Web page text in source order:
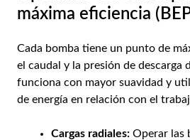
máxima eficiencia
Cada bomba tiene un punto de
el caudal y la presión de descarga
funciona con mayor suavidad y
de energía en relación con el
Cargas radiales: Operar las